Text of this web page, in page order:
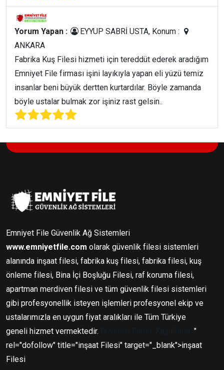
Yorum Yapan :
EYYUP SABRİ USTA, Konum :
ANKARA
Fabrika Kuş Filesi hizmeti için tereddüt ederek aradığım
Emniyet File firması işini layıkıyla yapan eli yüzü temiz
insanlar beni büyük dertten kurtardılar. Böyle zamanda
böyle ustalar bulmak zor işiniz rast gelsin..
Emniyet File Güvenlik Ağ Sistemleri
www.emniyetfile.com olarak güvenlik filesi sistemleri
alanında inşaat filesi, fabrika kuş filesi, fabrika filesi, kuş
önleme filesi, Bina İçi Boşluğu Filesi, raf koruma filesi,
apartman merdiven filesi ve tüm güvenlik filesi sistemleri
gibi profesyonellik isteyen işlemleri profesyonel ekip ve
ustalarımızla en uygun fiyat aralıkları ile Tüm Türkiye
geneli hizmet vermektedir.
"
rel="dofollow" title="inşaat Filesi" target="_blank">inşaat
Filesi